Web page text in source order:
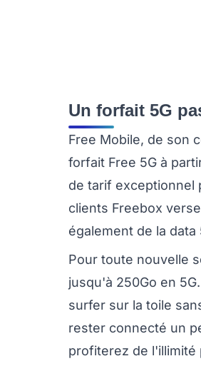
Un forfait 5G
Free Mobile, de son
forfait Free 5G à
de tarif exceptionnel
clients Freebox
également de la data
Pour toute nouvelle
jusqu'à 250Go en
surfer sur la toile
rester connecté un
profiterez de l'illimité